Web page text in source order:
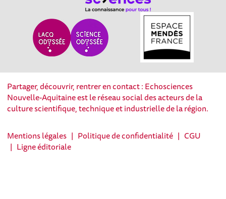
Partager, découvrir, rentrer en contact : Echosciences
Nouvelle-Aquitaine est le réseau social des acteurs de la
culture scientifique, technique et industrielle de la région.
Mentions légales | Politique de confidentialité | CGU
| Ligne éditoriale